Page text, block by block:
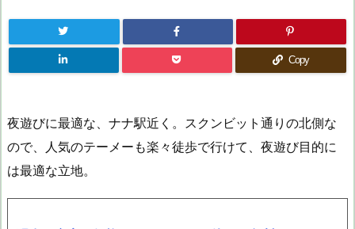
Copy
夜遊びに最適な、ナナ駅近く。スクンビット通りの北側な
ので、人気のテーメーも楽々徒歩で行けて、夜遊び目的に
は最適な立地。